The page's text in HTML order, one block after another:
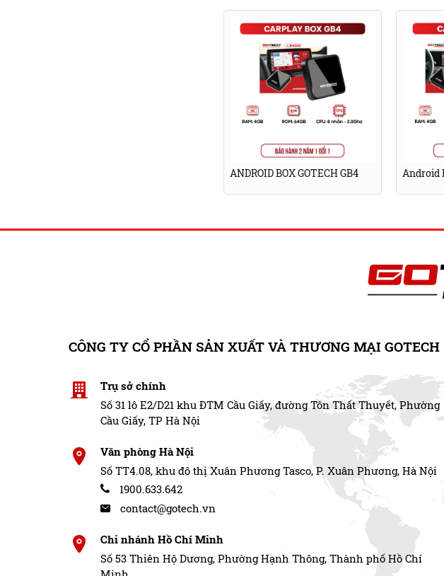
Android Box cho xe Hyundai SantaFe giải trí thả
Bộ 3 siêu bản đồ thông minh
và Vietmap bản quyền. Các bản đồ này không chỉ hỗ trợ chỉ đường mà
Đây đều là những bản đồ tiên tiến bậc nhất hiện nay nên bạn hoàn
sợ cảm giác mù đường, vừa lái xe vừa phải hỏi bất tiện. Nhất là khi đi
ANDROID BOX GOTECH GB4 Android
CÔNG TY CỔ PHẦN SẢN XUẤT VÀ THƯƠNG MẠI GOTECH
Trụ sở chính
Số 31 lô E2/D21 khu ĐTM Cầu Giấy, đường Tôn Thất Thuyết, Phường
Cầu Giấy, TP Hà Nội
Văn phòng Hà Nội
Số TT4.08, khu đô thị Xuân Phương Tasco, P. Xuân Phương, Hà Nội
1900.633.642
contact@gotech.vn
Chi nhánh Hồ Chí Minh
Số 53 Thiên Hộ Dương, Phường Hạnh Thông, Thành phố Hồ Chí